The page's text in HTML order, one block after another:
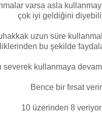
varsa asla
çok iyi geldiğini
uzun süre
bu şekilde
severek kullanmaya
Bence bir fırsat
10 üzerinden 8